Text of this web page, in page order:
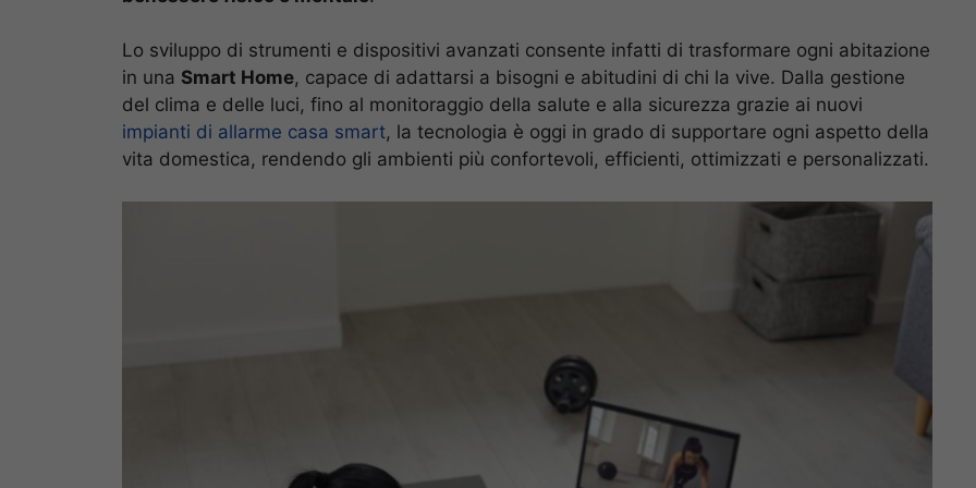
Lo sviluppo di strumenti e dispositivi avanzati consente infatti di trasformare ogni abitazione
in una Smart Home, capace di adattarsi a bisogni e abitudini di chi la vive. Dalla gestione
del clima e delle luci, fino al monitoraggio della salute e alla sicurezza grazie ai nuovi
impianti di allarme casa smart, la tecnologia è oggi in grado di supportare ogni aspetto della
vita domestica, rendendo gli ambienti più confortevoli, efficienti, ottimizzati e personalizzati.